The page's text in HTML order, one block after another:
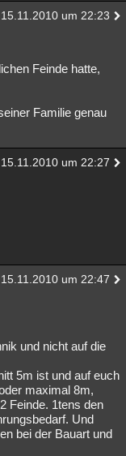
15.11.2010 um 22:23
Feinde hatte,
Familie genau
15.11.2010 um 22:27
15.11.2010 um 22:47
und nicht auf die
5m ist und auf euch
maximal 8m,
Feinde. 1tens den
Und
bei der Bauart und